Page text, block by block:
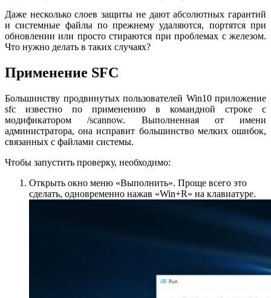
Даже несколько слоев защиты не дают абсолютных гарантий
и системные файлы по прежнему удаляются, портятся при
обновлении или просто стираются при проблемах с железом.
Что нужно делать в таких случаях?
Применение SFC
Большинству продвинутых пользователей Win10 приложение
sfc известно по применению в командной строке с
модификатором /scannow. Выполненная от имени
администратора, она исправит большинство мелких ошибок,
связанных с файлами системы.
Чтобы запустить проверку, необходимо:
Открыть окно меню «Выполнить». Проще всего это
сделать, одновременно нажав «Win+R» на клавиатуре.